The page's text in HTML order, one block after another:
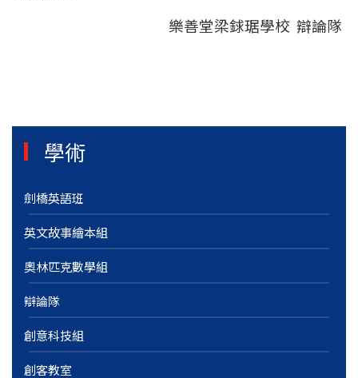
樂善堂梁銶琚學校 辯論隊
學術
劍橋英語班
英文故事繪本組
奧林匹克數學組
辯論隊
創意科技組
創客教室